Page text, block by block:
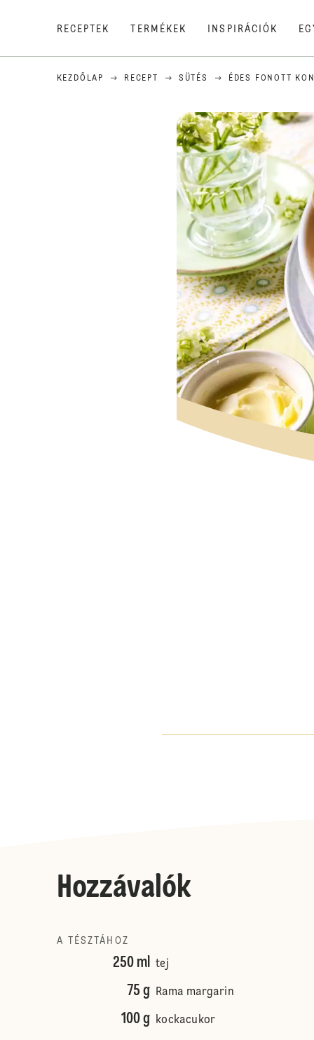
RECEPTEK TERMÉKEK INSPIRÁCIÓK
KEZDŐLAP RECEPT SÜTÉS ÉDES FONOTT
Hozzávalók
A TÉSZTÁHOZ
250 ml tej
75 g Rama margarin
100 g kockacukor